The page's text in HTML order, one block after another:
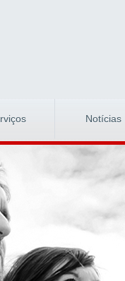
Notícias